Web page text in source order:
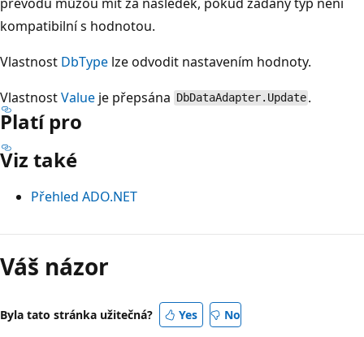
kompatibilní s hodnotou.
Vlastnost DbType lze odvodit nastavením hodnoty.
VlastnostValue je přepsána DbDataAdapter.Update .
Platí pro
Viz také
Přehled ADO.NET
Režim
čtení
zakázán
Váš názor
Byla tato stránka užitečná? Yes No